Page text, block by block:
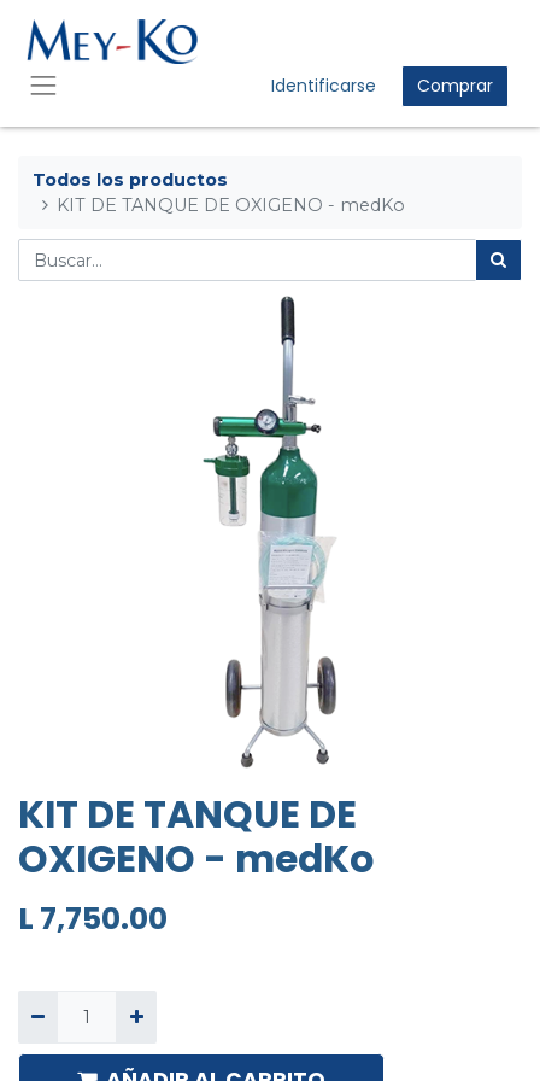
Identificarse Comprar
Todos los productos
KIT DE TANQUE DE OXIGENO - medKo
KIT DE TANQUE DE
OXIGENO - medKo
L 7,750.00